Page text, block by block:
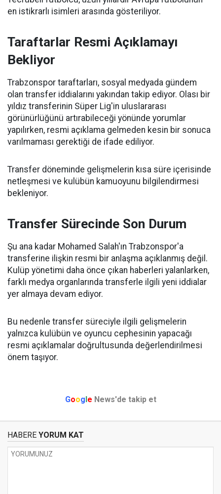
en istikrarlı isimleri arasında gösteriliyor.
Taraftarlar Resmi Açıklamayı
Bekliyor
Trabzonspor taraftarları, sosyal medyada gündem
olan transfer iddialarını yakından takip ediyor. Olası bir
yıldız transferinin Süper Lig'in uluslararası
görünürlüğünü artırabileceği yönünde yorumlar
yapılırken, resmi açıklama gelmeden kesin bir sonuca
varılmaması gerektiği de ifade ediliyor.
Transfer döneminde gelişmelerin kısa süre içerisinde
netleşmesi ve kulübün kamuoyunu bilgilendirmesi
bekleniyor.
Transfer Sürecinde Son Durum
Şu ana kadar Mohamed Salah'ın Trabzonspor'a
transferine ilişkin resmi bir anlaşma açıklanmış değil.
Kulüp yönetimi daha önce çıkan haberleri yalanlarken,
farklı medya organlarında transferle ilgili yeni iddialar
yer almaya devam ediyor.
Bu nedenle transfer süreciyle ilgili gelişmelerin
yalnızca kulübün ve oyuncu cephesinin yapacağı
resmi açıklamalar doğrultusunda değerlendirilmesi
önem taşıyor.
Google News'de takip et
HABERE YORUM KAT